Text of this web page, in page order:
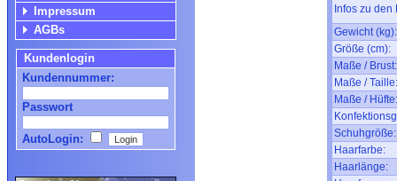
Impressum
AGBs
Kundenlogin
Kundennummer:
Passwort
AutoLogin:
Infos zu den
Gewicht (kg):
Größe (cm):
Maße / Brust:
Maße / Taille:
Maße / Hüfte:
Schuhgröße:
Haarfarbe:
Haarlänge: